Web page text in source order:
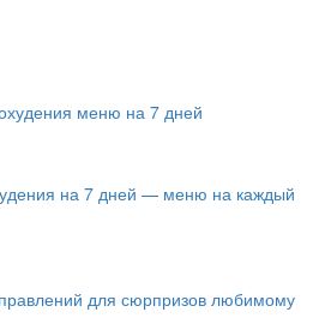
на 7 дней — меню на каждый
для сюрпризов любимому